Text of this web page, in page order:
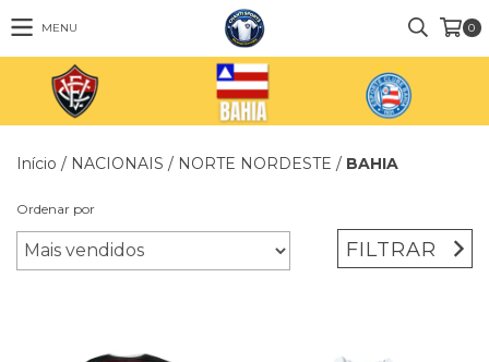
MENU 0
Início / NACIONAIS / NORTE NORDESTE / BAHIA
Ordenar por
FILTRAR